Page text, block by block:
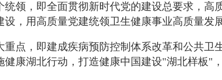
统领，即全面贯彻新时代党的建设总要求，高
，用高质量党建统领卫生健康事业高质量发展
重点，即建成疾病预防控制体系改革和公共
健康湖北行动，打造健康中国建设"湖北样板"